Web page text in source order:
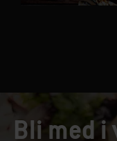
Bli med